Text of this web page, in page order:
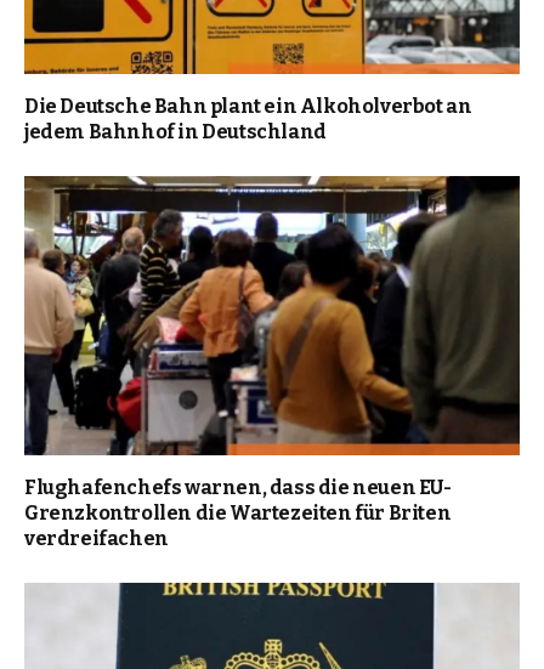
Die Deutsche Bahn plant ein Alkoholverbot an
jedem Bahnhof in Deutschland
Flughafenchefs warnen, dass die neuen EU-
Grenzkontrollen die Wartezeiten für Briten
verdreifachen